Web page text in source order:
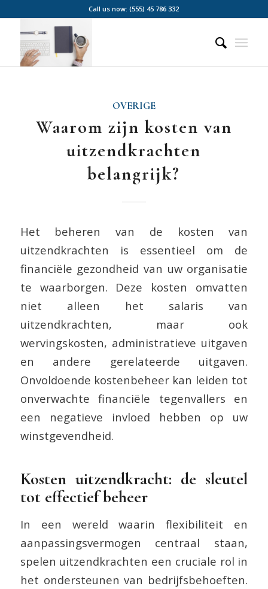
Call us now: (555) 45 786 332
OVERIGE
Waarom zijn kosten van
uitzendkrachten
belangrijk?
Het beheren van de kosten van
uitzendkrachten is essentieel om de
financiële gezondheid van uw organisatie
te waarborgen. Deze kosten omvatten
niet alleen het salaris van
uitzendkrachten, maar ook
wervingskosten, administratieve uitgaven
en andere gerelateerde uitgaven.
Onvoldoende kostenbeheer kan leiden tot
onverwachte financiële tegenvallers en
een negatieve invloed hebben op uw
winstgevendheid.
Kosten uitzendkracht: de sleutel
tot effectief beheer
In een wereld waarin flexibiliteit en
aanpassingsvermogen centraal staan,
spelen uitzendkrachten een cruciale rol in
het ondersteunen van bedrijfsbehoeften.